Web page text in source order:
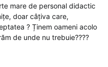
mare de personal didactic
doar câțiva care,
? Ținem oameni acolo
de unde nu trebuie????